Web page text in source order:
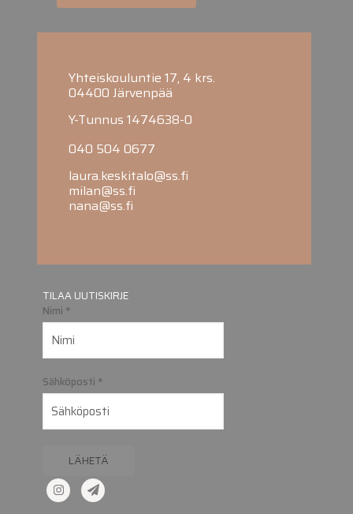
Yhteiskouluntie 17, 4 krs.
04400 Järvenpää
Y-Tunnus 1474638-0
040 504 0677
laura.keskitalo@ss.fi
milan@ss.fi
nana@ss.fi
TILAA UUTISKIRJE
Nimi *
Sähköposti *
LÄHETÄ